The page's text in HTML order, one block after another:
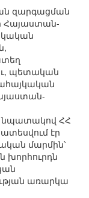
զարգացման
Հայաստան-
պետական
նպատակով ՀՀ
էր
մարմին՝
խորհուրդն
առարկա